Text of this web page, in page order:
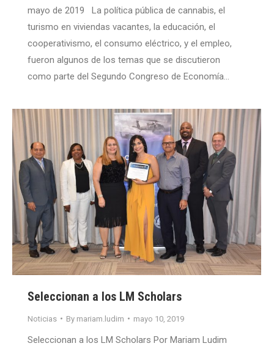
mayo de 2019 La política pública de cannabis, el
turismo en viviendas vacantes, la educación, el
cooperativismo, el consumo eléctrico, y el empleo,
fueron algunos de los temas que se discutieron
como parte del Segundo Congreso de Economía…
Seleccionan a los LM Scholars
Noticias By mariam.ludim mayo 10, 2019
Seleccionan a los LM Scholars Por Mariam Ludim